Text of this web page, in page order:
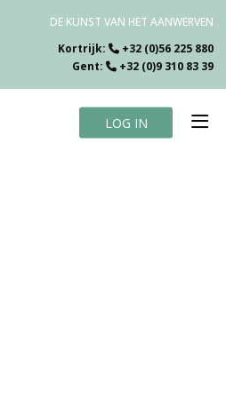
DE KUNST VAN HET AANWERVEN
Kortrijk:
+32 (0)56 225 880
Gent:
+32 (0)9 310 83 39
LOG IN